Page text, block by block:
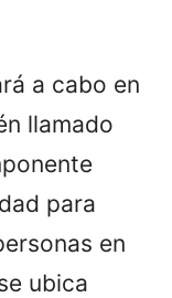
a cabo en
llamado
para
en
ubica